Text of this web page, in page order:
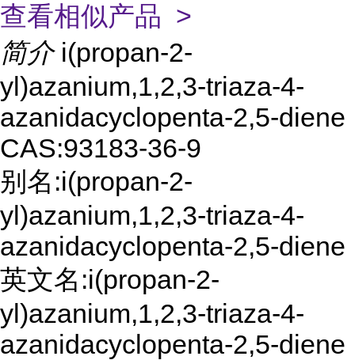
查看相似产品 >
简介 i(propan-2-
yl)azanium,1,2,3-triaza-4-
azanidacyclopenta-2,5-diene
CAS:93183-36-9
别名:i(propan-2-
yl)azanium,1,2,3-triaza-4-
azanidacyclopenta-2,5-diene
英文名:i(propan-2-
yl)azanium,1,2,3-triaza-4-
azanidacyclopenta-2,5-diene